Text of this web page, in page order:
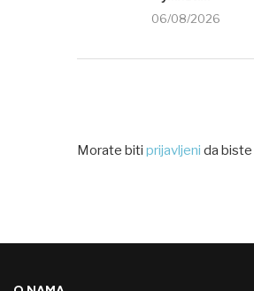
06/08/2026
Morate biti prijavljeni da biste